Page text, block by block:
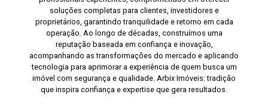
soluções completas para clientes, investidores e
proprietários, garantindo tranquilidade e retorno em cada
operação. Ao longo de décadas, construímos uma
reputação baseada em confiança e inovação,
acompanhando as transformações do mercado e aplicando
tecnologia para aprimorar a experiência de quem busca um
imóvel com segurança e qualidade. Arbix Imóveis: tradição
que inspira confiança e expertise que gera resultados.